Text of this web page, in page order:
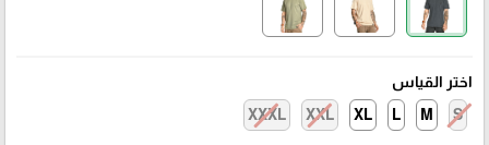
اختر القياس
S
M
L
XL
XXL
XXXL